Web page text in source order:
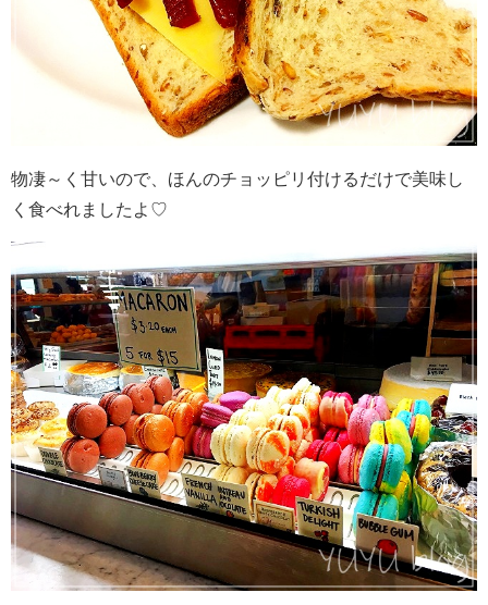
物凄～く甘いので、ほんのチョッピリ付けるだけで美味し
く食べれましたよ♡